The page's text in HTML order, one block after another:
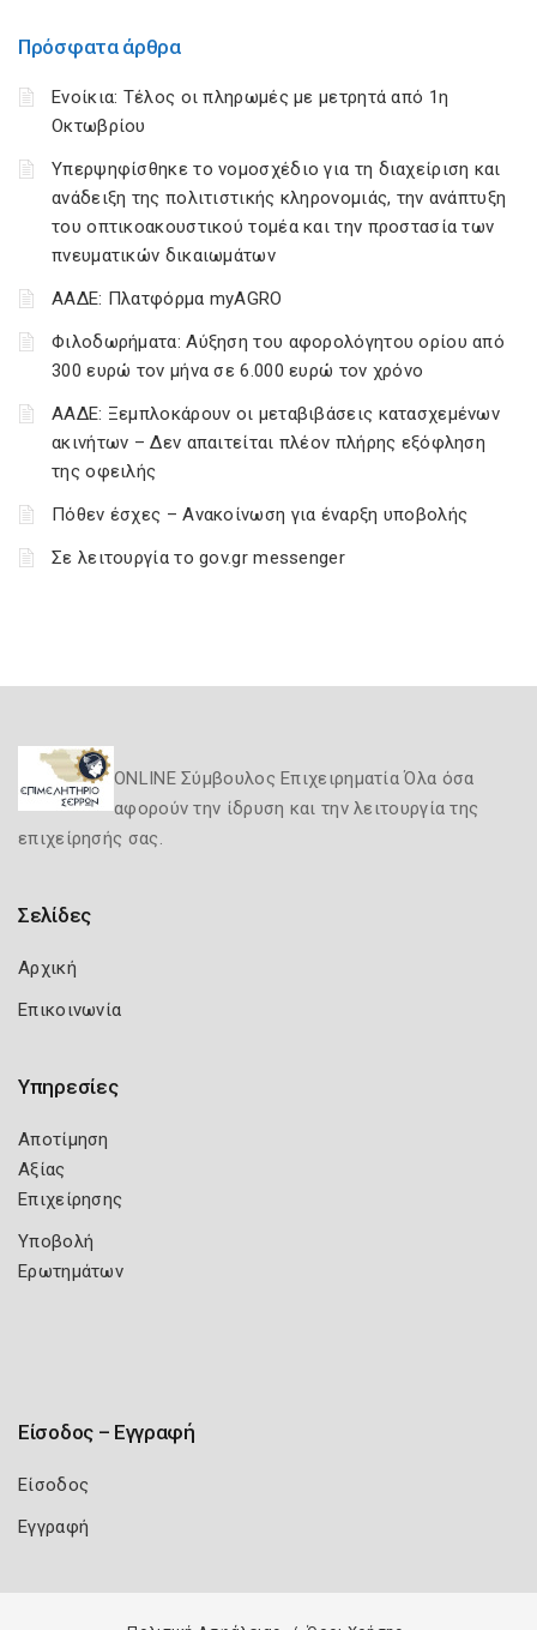
Πρόσφατα άρθρα
Ενοίκια: Τέλος οι πληρωμές με μετρητά από 1η
Οκτωβρίου
Υπερψηφίσθηκε το νομοσχέδιο για τη διαχείριση και
ανάδειξη της πολιτιστικής κληρονομιάς, την ανάπτυξη
του οπτικοακουστικού τομέα και την προστασία των
πνευματικών δικαιωμάτων
ΑΑΔΕ: Πλατφόρμα myAGRO
Φιλοδωρήματα: Αύξηση του αφορολόγητου ορίου από
300 ευρώ τον μήνα σε 6.000 ευρώ τον χρόνο
ΑΑΔΕ: Ξεμπλοκάρουν οι μεταβιβάσεις κατασχεμένων
ακινήτων – Δεν απαιτείται πλέον πλήρης εξόφληση
της οφειλής
Πόθεν έσχες – Ανακοίνωση για έναρξη υποβολής
Σε λειτουργία το gov.gr messenger
ONLINE Σύμβουλος Επιχειρηματία Όλα όσα
αφορούν την ίδρυση και την λειτουργία της
επιχείρησής σας.
Σελίδες
Αρχική
Επικοινωνία
Υπηρεσίες
Αποτίμηση
Αξίας
Επιχείρησης
Υποβολή
Ερωτημάτων
Είσοδος – Εγγραφή
Είσοδος
Εγγραφή